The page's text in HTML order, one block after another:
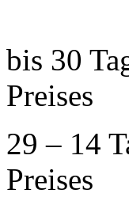
bis
Preises
29 –
Preises